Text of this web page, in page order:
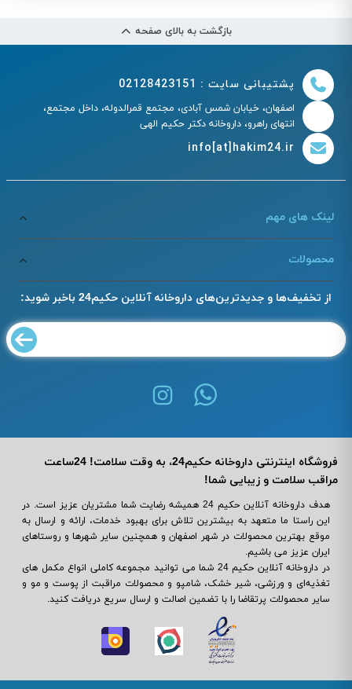
بازگشت به بالای صفحه
پشتیبانی سایت : 02128423151
اصفهان، خیابان شمس آبادی، مجتمع قمرالدوله، داخل مجتمع،
انتهای راهرو، داروخانه دکتر حکیم الهی
info[at]hakim24.ir
لینک های مهم
محصولات
از تخفیف‌ها و جدیدترین‌های داروخانه آنلاین حکیم24 باخبر شوید:
فروشگاه اینترنتی داروخانه حکیم24، به وقت سلامت! 24ساعت
مراقب سلامت و زیبایی شما!
هدف داروخانه آنلاین حکیم 24 همیشه رضایت شما مشتریان عزیز است. در
این راستا ما متعهد به بیشترین تلاش برای بهبود خدمات، ارائه و ارسال به
موقع بهترین محصولات در شهر اصفهان و همچنین سایر شهرها و روستاهای
ایران عزیز می باشیم.
در داروخانه آنلاین حکیم 24 شما می ‌توانید مجموعه کاملی انواع مکمل‌ های
تغذیه‌ای و ورزشی، شیر خشک، شامپو و محصولات مراقبت از پوست و مو و
سایر محصولات پرتقاضا را با تضمین اصالت و ارسال سریع دریافت کنید.